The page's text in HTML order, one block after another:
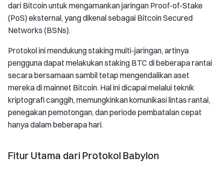
dari Bitcoin untuk mengamankan jaringan Proof-of-Stake
(PoS) eksternal, yang dikenal sebagai Bitcoin Secured
Networks (BSNs).
Protokol ini mendukung staking multi-jaringan, artinya
pengguna dapat melakukan staking BTC di beberapa rantai
secara bersamaan sambil tetap mengendalikan aset
mereka di mainnet Bitcoin. Hal ini dicapai melalui teknik
kriptografi canggih, memungkinkan komunikasi lintas rantai,
penegakan pemotongan, dan periode pembatalan cepat
hanya dalam beberapa hari.
Fitur Utama dari Protokol Babylon